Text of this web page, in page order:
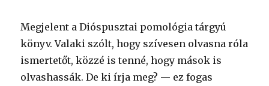
Megjelent a Dióspusztai pomológia tárgyú
könyv. Valaki szólt, hogy szívesen olvasna róla
ismertetőt, közzé is tenné, hogy mások is
olvashassák. De ki írja meg? — ez fogas